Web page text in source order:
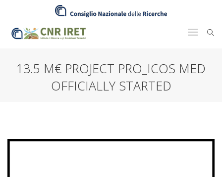
13.5 M€ PROJECT PRO_ICOS MED
OFFICIALLY STARTED